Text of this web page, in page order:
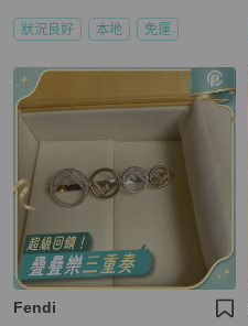
狀況良好 本地 免運
Fendi